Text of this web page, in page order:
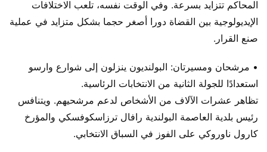
المحاكم تتزايد بسرعة. وفي الوقت نفسه، تلعب الاختلافات
الإيديولوجية بين القضاة دورا أصغر حجما بشكل متزايد في عملية
صنع القرار.
• مرشحان ومسيرتان: البولنديون ينزلون إلى شوارع وارسو
استعدادًا للجولة الثانية من الانتخابات الرئاسية.
تظاهر عشرات الآلاف من الأشخاص لدعم مرشحيهم. ويتنافس
رئيس بلدية العاصمة البولندية رافال ترزاسكوفسكي والمؤرخ
كارول ناوروكي على الفوز في السباق الانتخابي.